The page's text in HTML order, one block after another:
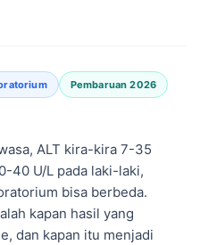
Pembaruan 2026
ALT kira-kira 7-35
40 U/L pada laki-laki,
bisa berbeda.
kapan hasil yang
dan kapan itu menjadi